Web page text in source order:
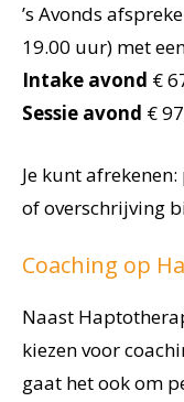
’s Avonds
19.00 uur) met
Intake avond €
Sessie avond €
Je kunt
of overschrijving
Coaching op
Naast
kiezen voor
gaat het ook om